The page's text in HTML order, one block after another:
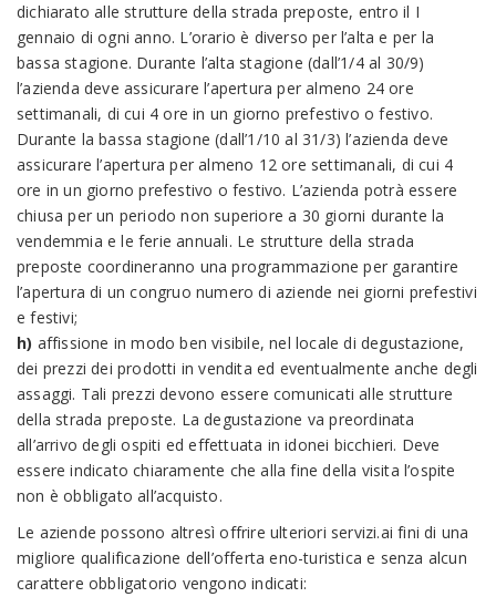
dichiarato alle strutture della strada preposte, entro il I
gennaio di ogni anno. L’orario è diverso per l’alta e per la
bassa stagione. Durante l’alta stagione (dall’1/4 al 30/9)
l’azienda deve assicurare l’apertura per almeno 24 ore
settimanali, di cui 4 ore in un giorno prefestivo o festivo.
Durante la bassa stagione (dall’1/10 al 31/3) l’azienda deve
assicurare l’apertura per almeno 12 ore settimanali, di cui 4
ore in un giorno prefestivo o festivo. L’azienda potrà essere
chiusa per un periodo non superiore a 30 giorni durante la
vendemmia e le ferie annuali. Le strutture della strada
preposte coordineranno una programmazione per garantire
l’apertura di un congruo numero di aziende nei giorni prefestivi
e festivi;
h) affissione in modo ben visibile, nel locale di degustazione,
dei prezzi dei prodotti in vendita ed eventualmente anche degli
assaggi. Tali prezzi devono essere comunicati alle strutture
della strada preposte. La degustazione va preordinata
all’arrivo degli ospiti ed effettuata in idonei bicchieri. Deve
essere indicato chiaramente che alla fine della visita l’ospite
non è obbligato all’acquisto.
Le aziende possono altresì offrire ulteriori servizi.ai fini di una
migliore qualificazione dell’offerta eno-turistica e senza alcun
carattere obbligatorio vengono indicati: